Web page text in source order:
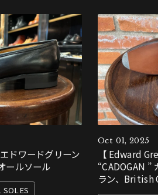
エドワードグリーン
ールソール
SOLES
Oct 01, 2025
【 Edward
“CADOGAN ”
ラン、British